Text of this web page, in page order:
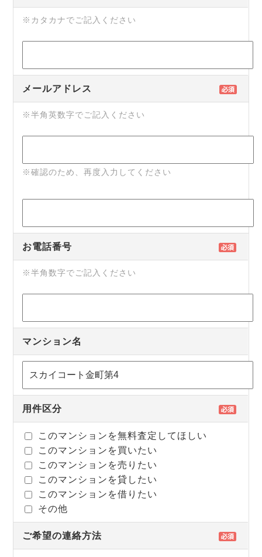
※カタカナでご記入ください
メールアドレス
※半角英数字でご記入ください
※確認のため、再度入力してください
お電話番号
※半角数字でご記入ください
マンション名
用件区分
このマンションを無料査定してほしい
このマンションを買いたい
このマンションを売りたい
このマンションを貸したい
このマンションを借りたい
その他
ご希望の連絡方法